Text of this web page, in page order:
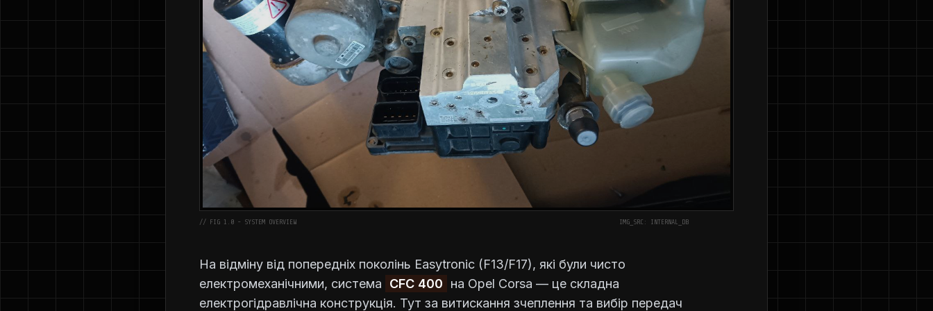
// FIG 1.0 - SYSTEM OVERVIEW IMG_SRC: INTERNAL_DB
На відміну від попередніх поколінь Easytronic (F13/F17), які були чисто
електромеханічними, система
CFC 400
на Opel Corsa — це складна
електрогідравлічна конструкція. Тут за витискання зчеплення та вибір передач